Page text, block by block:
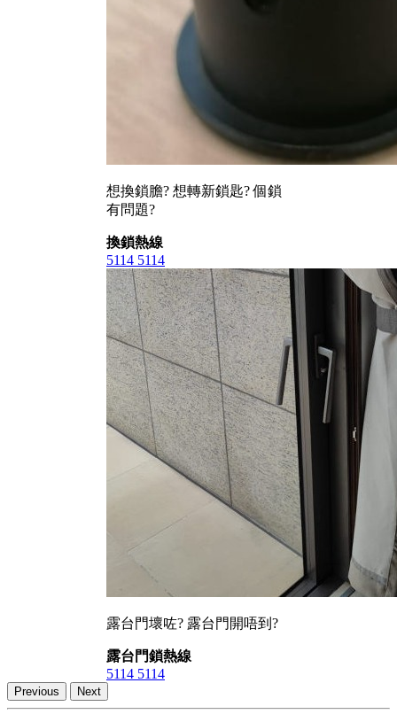
想換鎖膽? 想轉新鎖匙? 個鎖
有問題?
換鎖熱線
5114 5114
露台門壞咗? 露台門開唔到?
露台門鎖熱線
5114 5114
Previous Next